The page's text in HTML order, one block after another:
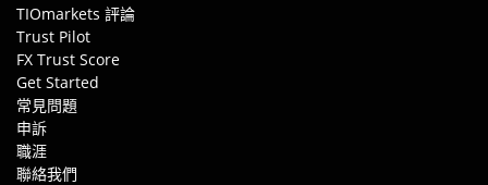
TIOmarkets 評論
Trust Pilot
FX Trust Score
Get Started
常見問題
申訴
職涯
聯絡我們